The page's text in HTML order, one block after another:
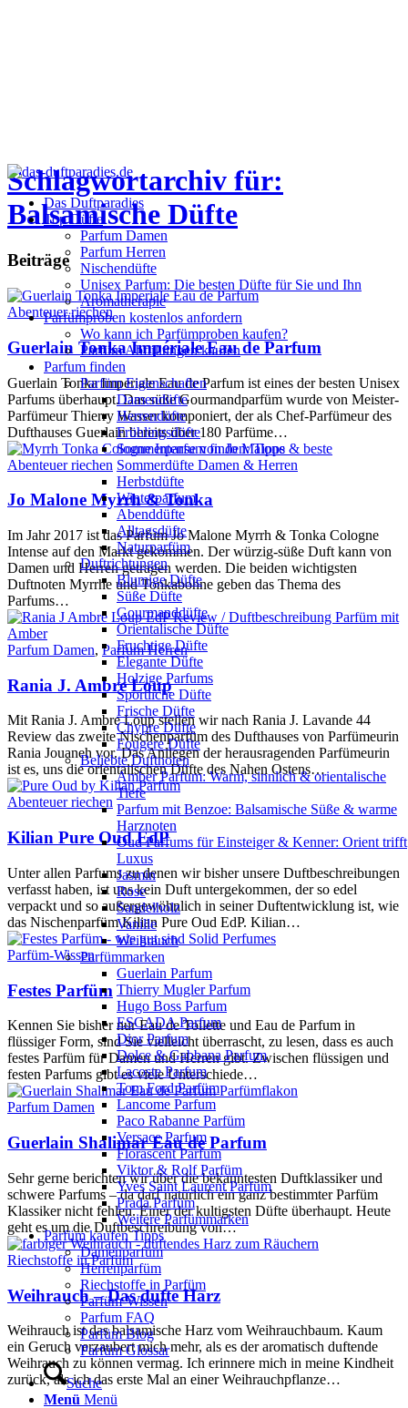
Das Duftparadies
Top Düfte
Parfum Damen
Parfum Herren
Nischendüfte
Unisex Parfum: Die besten Düfte für Sie und Ihn
Aromatherapie
Parfümproben kostenlos anfordern
Wo kann ich Parfümproben kaufen?
Parfüm Abfüllungen kaufen
Parfum finden
Parfüm Eigenschaften
Damendüfte
Herrendüfte
Frühlingsdüfte
Sommerparfum finden: Tipps & beste
Sommerdüfte Damen & Herren
Herbstdüfte
Winterparfum
Abenddüfte
Alltagsdüfte
Naturparfüm
Duftrichtungen
Blumige Düfte
Süße Düfte
Gourmanddüfte
Orientalische Düfte
Fruchtige Düfte
Elegante Düfte
Holzige Parfums
Sportliche Düfte
Frische Düfte
Chypre Düfte
Fougere Düfte
Beliebte Duftnoten
Amber Parfum: Warm, sinnlich & orientalische
Tiefe
Parfum mit Benzoe: Balsamische Süße & warme
Harznoten
Oud Parfums für Einsteiger & Kenner: Orient trifft
Luxus
Jasmin
Rose
Sandelholz
Vanille
Weihrauch
Parfümmarken
Guerlain Parfum
Thierry Mugler Parfum
Hugo Boss Parfum
ESCADA Parfum
Dior Parfum
Dolce & Gabbana Parfum
Lacoste Parfum
Tom Ford Parfüm
Lancome Parfum
Paco Rabanne Parfüm
Versace Parfum
Florascent Parfum
Viktor & Rolf Parfüm
Yves Saint Laurent Parfüm
Prada Parfüm
Weitere Parfümmarken
Parfüm kaufen Tipps
Damenparfüm
Herrenparfüm
Riechstoffe in Parfüm
Parfüm-Wissen
Parfum FAQ
Parfüm Blog
Parfüm Glossar
Suche
Menü Menü
Schlagwortarchiv für:
Balsamische Düfte
Beiträge
Abenteuer riechen
Guerlain Tonka Impériale Eau de Parfum
Guerlain Tonka Imperiale Eau de Parfum ist eines der besten Unisex
Parfums überhaupt. Das süße Gourmandparfüm wurde von Meister-
Parfümeur Thierry Wasser komponiert, der als Chef-Parfümeur des
Dufthauses Guerlain bereits über 180 Parfüme…
Abenteuer riechen
Jo Malone Myrrh & Tonka
Im Jahr 2017 ist das Parfum Jo Malone Myrrh & Tonka Cologne
Intense auf den Markt gekommen. Der würzig-süße Duft kann von
Damen und Herren getragen werden. Die beiden wichtigsten
Duftnoten Myrrhe und Tonkabohne geben das Thema des
Parfums…
Parfum Damen, Parfum Herren
Rania J. Ambre Loup
Mit Rania J. Ambre Loup stellen wir nach Rania J. Lavande 44
Review das zweite Nischenparfüm des Dufthauses von Parfümeurin
Rania Jouaneh vor. Das Anliegen der herausragenden Parfümeurin
ist es, uns die orientalischen Düfte des Nahen Ostens…
Abenteuer riechen
Kilian Pure Oud EdP
Unter allen Parfums zu denen wir bisher unsere Duftbeschreibungen
verfasst haben, ist uns kein Duft untergekommen, der so edel
verpackt und so außergewöhnlich in seiner Duftentwicklung ist, wie
das Nischenparfüm Kilian Pure Oud EdP. Kilian…
Parfüm-Wissen
Festes Parfüm
Kennen Sie bisher nur Eau de Toilette und Eau de Parfum in
flüssiger Form, sind Sie vielleicht überrascht, zu lesen, dass es auch
festes Parfüm für Damen und Herren gibt. Zwischen flüssigen und
festen Parfums gibt es viele Unterschiede…
Parfum Damen
Guerlain Shalimar Eau de Parfum
Sehr gerne berichten wir über die bekanntesten Duftklassiker und
schwere Parfums – da darf natürlich ein ganz bestimmter Parfüm
Klassiker nicht fehlen. Einer der kultigsten Düfte überhaupt. Heute
geht es um die Duftbeschreibung von…
Riechstoffe in Parfüm
Weihrauch – Das dufte Harz
Weihrauch ist das balsamische Harz vom Weihrauchbaum. Kaum
ein Geruch verzaubert mich mehr, als es der aromatisch duftende
Weihrauch zu können vermag. Ich erinnere mich in meine Kindheit
zurück, als ich das erste Mal an einer Weihrauchpflanze…